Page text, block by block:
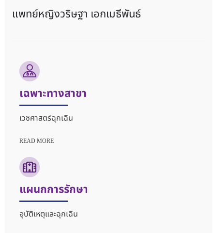
แพทย์หญิงวริษฐา เอกเมธีพันธ์
เฉพาะทางสาขา
เวชศาสตร์ฉุกเฉิน
READ MORE
แผนกการรักษา
อุบัติเหตุและฉุกเฉิน